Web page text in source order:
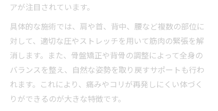
アが注目されています。
具体的な施術では、肩や首、背中、腰など複数の部位に
対して、適切な圧やストレッチを用いて筋肉の緊張を解
消します。また、骨盤矯正や背骨の調整によって全身の
バランスを整え、自然な姿勢を取り戻すサポートも行わ
れます。これにより、痛みやコリが再発しにくい体づく
りができるのが大きな特徴です。